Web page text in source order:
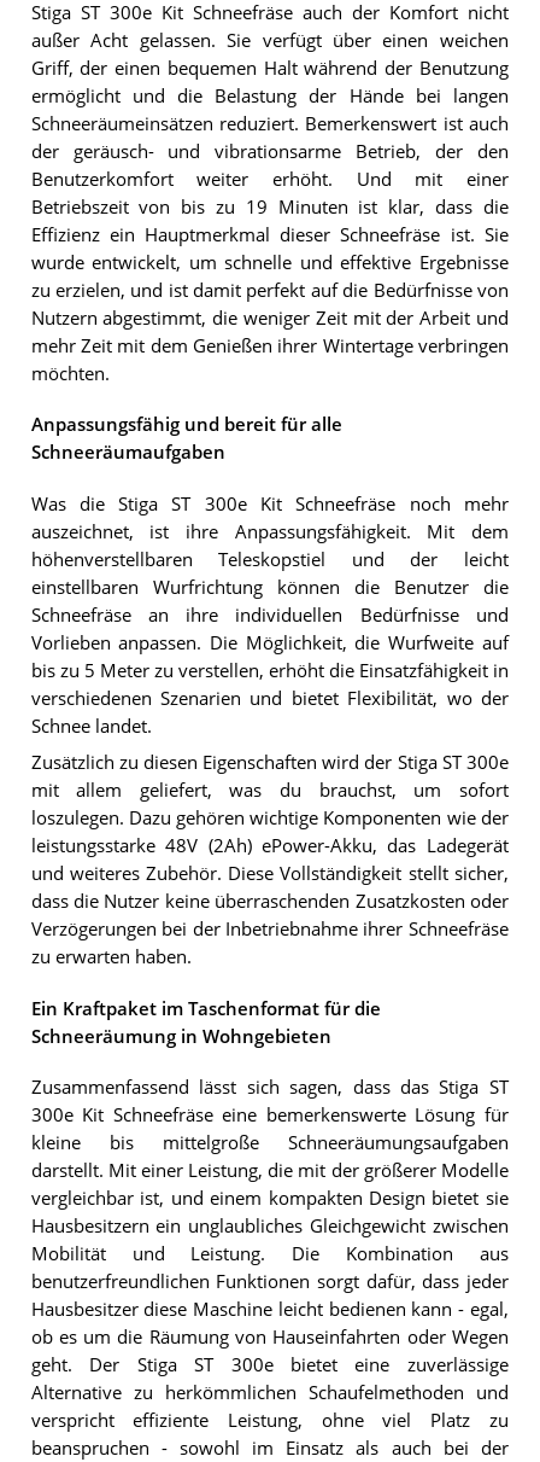
Stiga ST 300e Kit Schneefräse auch der Komfort nicht
außer Acht gelassen. Sie verfügt über einen weichen
Griff, der einen bequemen Halt während der Benutzung
ermöglicht und die Belastung der Hände bei langen
Schneeräumeinsätzen reduziert. Bemerkenswert ist auch
der geräusch- und vibrationsarme Betrieb, der den
Benutzerkomfort weiter erhöht. Und mit einer
Betriebszeit von bis zu 19 Minuten ist klar, dass die
Effizienz ein Hauptmerkmal dieser Schneefräse ist. Sie
wurde entwickelt, um schnelle und effektive Ergebnisse
zu erzielen, und ist damit perfekt auf die Bedürfnisse von
Nutzern abgestimmt, die weniger Zeit mit der Arbeit und
mehr Zeit mit dem Genießen ihrer Wintertage verbringen
möchten.
Anpassungsfähig und bereit für alle
Schneeräumaufgaben
Was die Stiga ST 300e Kit Schneefräse noch mehr
auszeichnet, ist ihre Anpassungsfähigkeit. Mit dem
höhenverstellbaren Teleskopstiel und der leicht
einstellbaren Wurfrichtung können die Benutzer die
Schneefräse an ihre individuellen Bedürfnisse und
Vorlieben anpassen. Die Möglichkeit, die Wurfweite auf
bis zu 5 Meter zu verstellen, erhöht die Einsatzfähigkeit in
verschiedenen Szenarien und bietet Flexibilität, wo der
Schnee landet.
Zusätzlich zu diesen Eigenschaften wird der Stiga ST 300e
mit allem geliefert, was du brauchst, um sofort
loszulegen. Dazu gehören wichtige Komponenten wie der
leistungsstarke 48V (2Ah) ePower-Akku, das Ladegerät
und weiteres Zubehör. Diese Vollständigkeit stellt sicher,
dass die Nutzer keine überraschenden Zusatzkosten oder
Verzögerungen bei der Inbetriebnahme ihrer Schneefräse
zu erwarten haben.
Ein Kraftpaket im Taschenformat für die
Schneeräumung in Wohngebieten
Zusammenfassend lässt sich sagen, dass das Stiga ST
300e Kit Schneefräse eine bemerkenswerte Lösung für
kleine bis mittelgroße Schneeräumungsaufgaben
darstellt. Mit einer Leistung, die mit der größerer Modelle
vergleichbar ist, und einem kompakten Design bietet sie
Hausbesitzern ein unglaubliches Gleichgewicht zwischen
Mobilität und Leistung. Die Kombination aus
benutzerfreundlichen Funktionen sorgt dafür, dass jeder
Hausbesitzer diese Maschine leicht bedienen kann - egal,
ob es um die Räumung von Hauseinfahrten oder Wegen
geht. Der Stiga ST 300e bietet eine zuverlässige
Alternative zu herkömmlichen Schaufelmethoden und
verspricht effiziente Leistung, ohne viel Platz zu
beanspruchen - sowohl im Einsatz als auch bei der